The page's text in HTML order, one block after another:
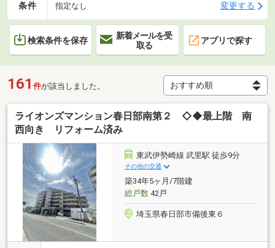
条件 指定なし 変更する
検索条件を保存
新着メールを受
取る
アプリで探す
161 件が該当しました。
ライオンズマンション春日部南第２ ◇◆最上階 南
西向き リフォーム済み
東武伊勢崎線 武里駅 徒歩9分
その他の交通
築34年5ヶ月/7階建
総戸数42戸
埼玉県春日部市備後東６